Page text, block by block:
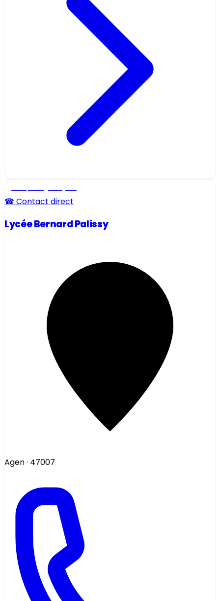
☎ Contact direct
Lycée Bernard Palissy
Agen· 47007